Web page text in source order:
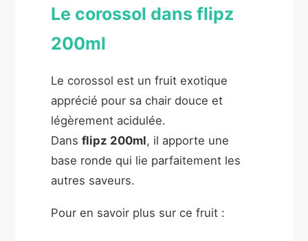
Le corossol dans flipz
200ml
Le corossol est un fruit exotique
apprécié pour sa chair douce et
légèrement acidulée.
Dansflipz 200ml, il apporte une
base ronde qui lie parfaitement les
autres saveurs.
Pour en savoir plus sur ce fruit :